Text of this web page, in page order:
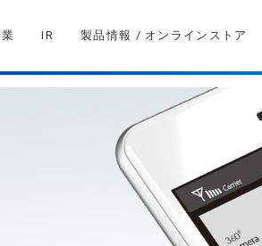
IR 製品情報 / オンラインストア